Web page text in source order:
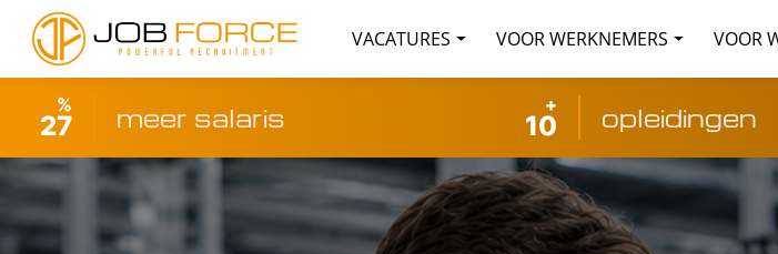
VACATURES VOOR WERKNEMERS VOOR
%
27 meer salaris +
10 opleidingen